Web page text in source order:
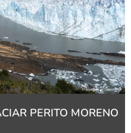
PERITO MORENO